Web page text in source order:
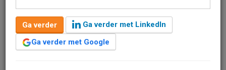
Mensen die thuiswerken zijn, als ze naar hun werk
gaan, gemiddeld een kwartier langer onderweg dan
werknemers die niet thuiswerken. Het wegvallen van de
Ga verder
Ga verder met LinkedIn
Ga verder met Google